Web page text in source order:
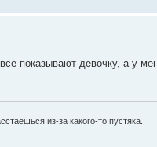
показывают девочку, а у
из-за какого-то пустяка.